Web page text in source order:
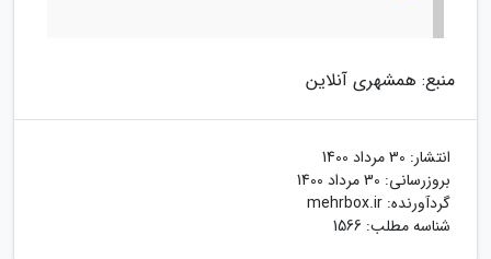
منبع: همشهری آنلاین
انتشار: 30 مرداد 1400
بروزرسانی: 30 مرداد 1400
گردآورنده: mehrbox.ir
شناسه مطلب: 1566